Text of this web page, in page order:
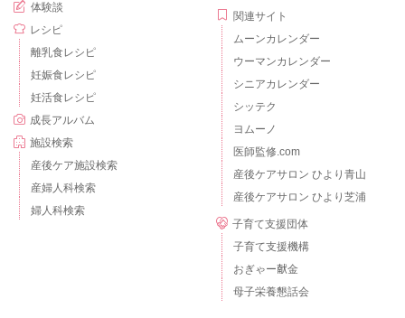
体験談
レシピ
離乳食レシピ
妊娠食レシピ
妊活食レシピ
成長アルバム
施設検索
産後ケア施設検索
産婦人科検索
婦人科検索
関連サイト
ムーンカレンダー
ウーマンカレンダー
シニアカレンダー
シッテク
ヨムーノ
医師監修.com
産後ケアサロン ひより青山
産後ケアサロン ひより芝浦
子育て支援団体
子育て支援機構
おぎゃー献金
母子栄養懇話会